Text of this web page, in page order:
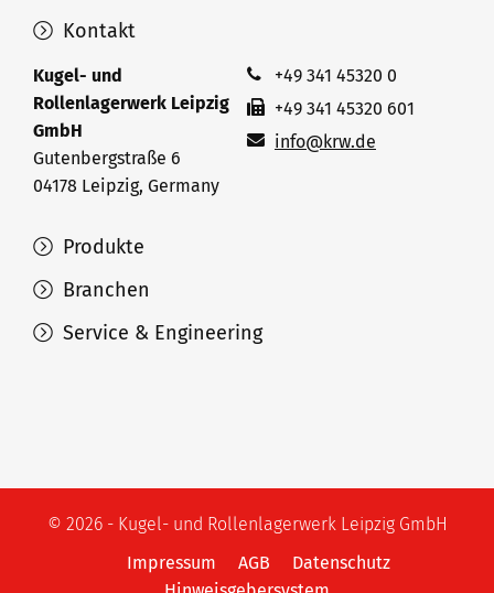
Produkte
Branchen
Service & Engineering
Kontakt
Kugel- und
Rollenlagerwerk Leipzig
GmbH
Gutenbergstraße 6
04178 Leipzig, Germany
+49 341 45320 0
+49 341 45320 601
info@krw.de
© 2026 - Kugel- und Rollenlagerwerk Leipzig GmbH
Impressum
AGB
Datenschutz